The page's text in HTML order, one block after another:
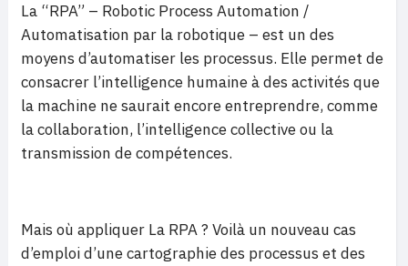
La “RPA” – Robotic Process Automation /
Automatisation par la robotique – est un des
moyens d’automatiser les processus. Elle permet de
consacrer l’intelligence humaine à des activités que
la machine ne saurait encore entreprendre, comme
la collaboration, l’intelligence collective ou la
transmission de compétences.
Mais où appliquer La RPA ? Voilà un nouveau cas
d’emploi d’une cartographie des processus et des